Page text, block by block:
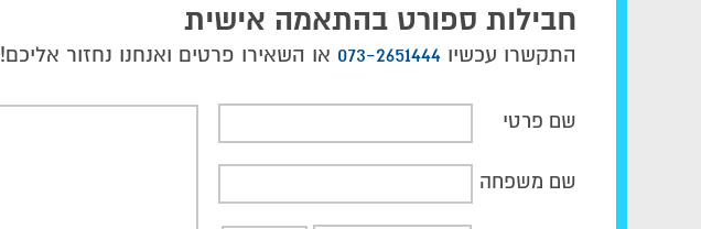
חבילות ספורט בהתאמה אישית
התקשרו עכשיו073-2651444 או השאירו פרטים ואנחנו נחזור אליכם!
שם פרטי
שם משפחה